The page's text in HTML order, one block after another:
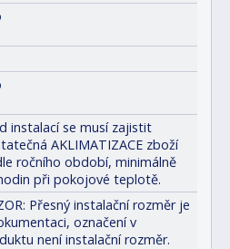
instalací se musí zajistit
AKLIMATIZACE zboží
ročního období, minimálně
při pokojové teplotě.
Přesný instalační rozměr je
označení v
není instalační rozměr.